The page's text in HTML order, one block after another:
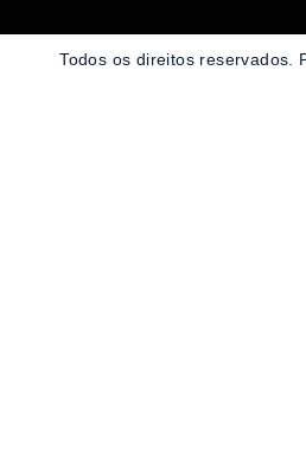
Todos os direitos reservados.